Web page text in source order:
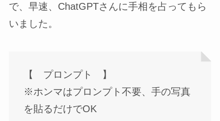
で、早速、ChatGPTさんに手相を占ってもら
いました。
【 プロンプト 】
※ホンマはプロンプト不要、手の写真
を貼るだけでOK